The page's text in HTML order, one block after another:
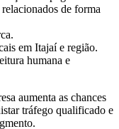
de forma
em Itajaí e região.
humana e
aumenta as chances
tráfego qualificado e